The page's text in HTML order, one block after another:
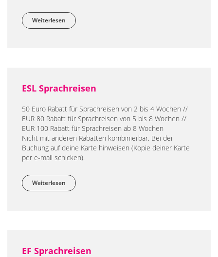
Weiterlesen über LAL Sprachreisen
ESL Sprachreisen
50 Euro Rabatt für Sprachreisen von 2 bis 4 Wochen //
EUR 80 Rabatt für Sprachreisen von 5 bis 8 Wochen //
EUR 100 Rabatt für Sprachreisen ab 8 Wochen
Nicht mit anderen Rabatten kombinierbar. Bei der
Buchung auf deine Karte hinweisen (Kopie deiner Karte
per e-mail schicken).
Weiterlesen über ESL Sprachreisen
EF Sprachreisen